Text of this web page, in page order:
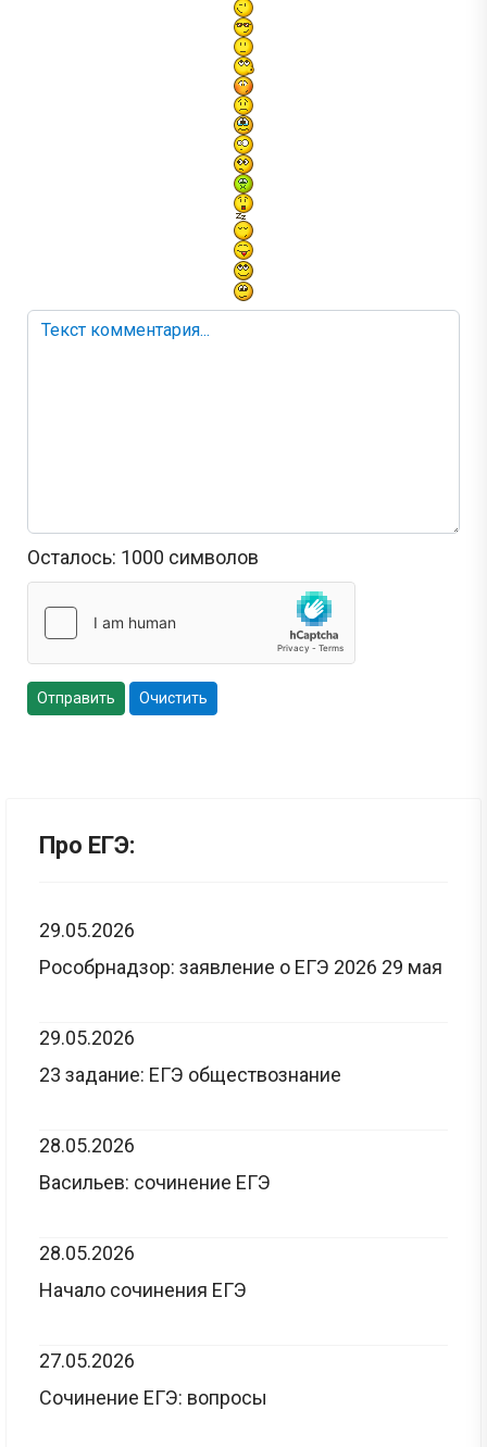
Осталось: 1000 символов
Отправить Очистить
Про ЕГЭ:
29.05.2026
Рособрнадзор: заявление о ЕГЭ 2026 29 мая
29.05.2026
23 задание: ЕГЭ обществознание
28.05.2026
Васильев: сочинение ЕГЭ
28.05.2026
Начало сочинения ЕГЭ
27.05.2026
Сочинение ЕГЭ: вопросы